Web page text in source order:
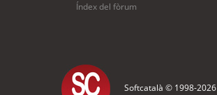
Índex del fòrum
Softcatalà © 1998-2026